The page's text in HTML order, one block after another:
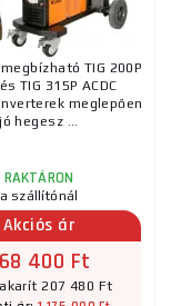
TIG 200P
TIG 315P ACDC
meglepően
jó hegesz ...
RAKTÁRON
a szállítónál
Akciós ár
400 Ft
207 480 Ft